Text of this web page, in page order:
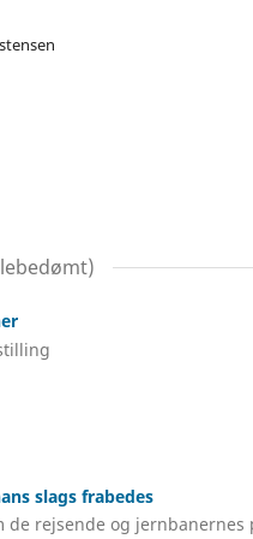
slags frabedes
de rejsende og jernbanernes